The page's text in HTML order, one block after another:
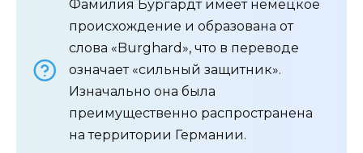
Фамилия Бургардт имеет немецкое
происхождение и образована от
слова «Burghard», что в переводе
означает «сильный защитник».
Изначально она была
преимущественно распространена
на территории Германии.